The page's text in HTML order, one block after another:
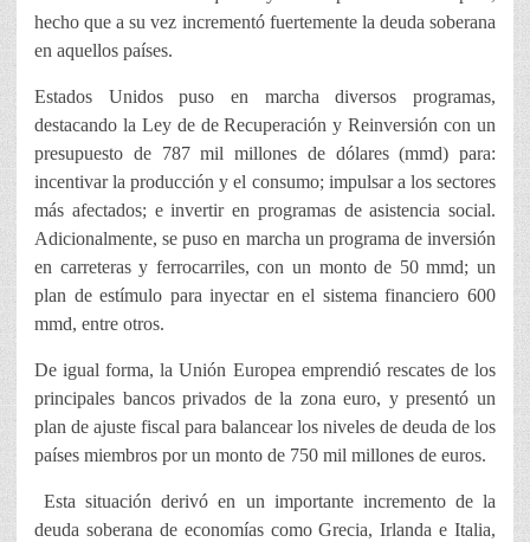
hecho que a su vez incrementó fuertemente la deuda soberana
en aquellos países.
Estados Unidos puso en marcha diversos programas,
destacando la Ley de de Recuperación y Reinversión con un
presupuesto de 787 mil millones de dólares (mmd) para:
incentivar la producción y el consumo; impulsar a los sectores
más afectados; e invertir en programas de asistencia social.
Adicionalmente, se puso en marcha un programa de inversión
en carreteras y ferrocarriles, con un monto de 50 mmd; un
plan de estímulo para inyectar en el sistema financiero 600
mmd, entre otros.
De igual forma, la Unión Europea emprendió rescates de los
principales bancos privados de la zona euro, y presentó un
plan de ajuste fiscal para balancear los niveles de deuda de los
países miembros por un monto de 750 mil millones de euros.
Esta situación derivó en un importante incremento de la
deuda soberana de economías como Grecia, Irlanda e Italia,